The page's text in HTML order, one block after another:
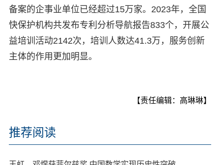
备案的企事业单位已经超过15万家。2023年，全国
快保护机构共发布专利分析导航报告833个，开展公
益培训活动2142次，培训人数达41.3万，服务创新
主体的作用更加明显。
【责任编辑：高琳琳】
推荐阅读